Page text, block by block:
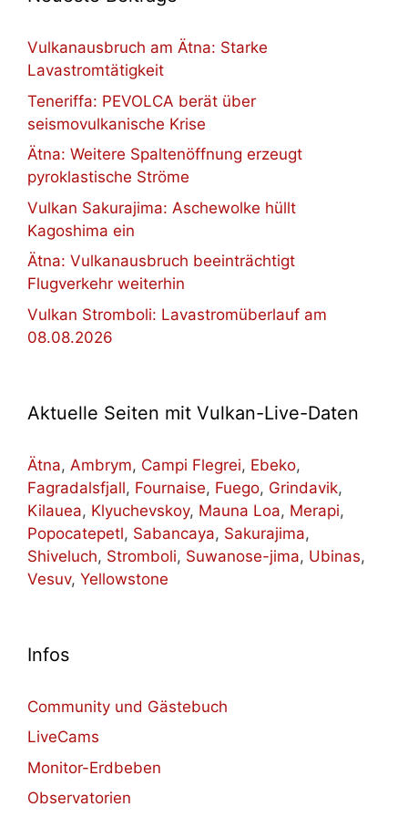
Vulkanausbruch am Ätna: Starke
Lavastromtätigkeit
Teneriffa: PEVOLCA berät über
seismovulkanische Krise
Ätna: Weitere Spaltenöffnung erzeugt
pyroklastische Ströme
Vulkan Sakurajima: Aschewolke hüllt
Kagoshima ein
Ätna: Vulkanausbruch beeinträchtigt
Flugverkehr weiterhin
Vulkan Stromboli: Lavastromüberlauf am
08.08.2026
Aktuelle Seiten mit Vulkan-Live-Daten
Ätna, Ambrym, Campi Flegrei, Ebeko,
Fagradalsfjall, Fournaise, Fuego, Grindavik,
Kilauea, Klyuchevskoy, Mauna Loa, Merapi,
Popocatepetl, Sabancaya, Sakurajima,
Shiveluch, Stromboli, Suwanose-jima, Ubinas,
Vesuv, Yellowstone
Infos
Community und Gästebuch
LiveCams
Monitor-Erdbeben
Observatorien